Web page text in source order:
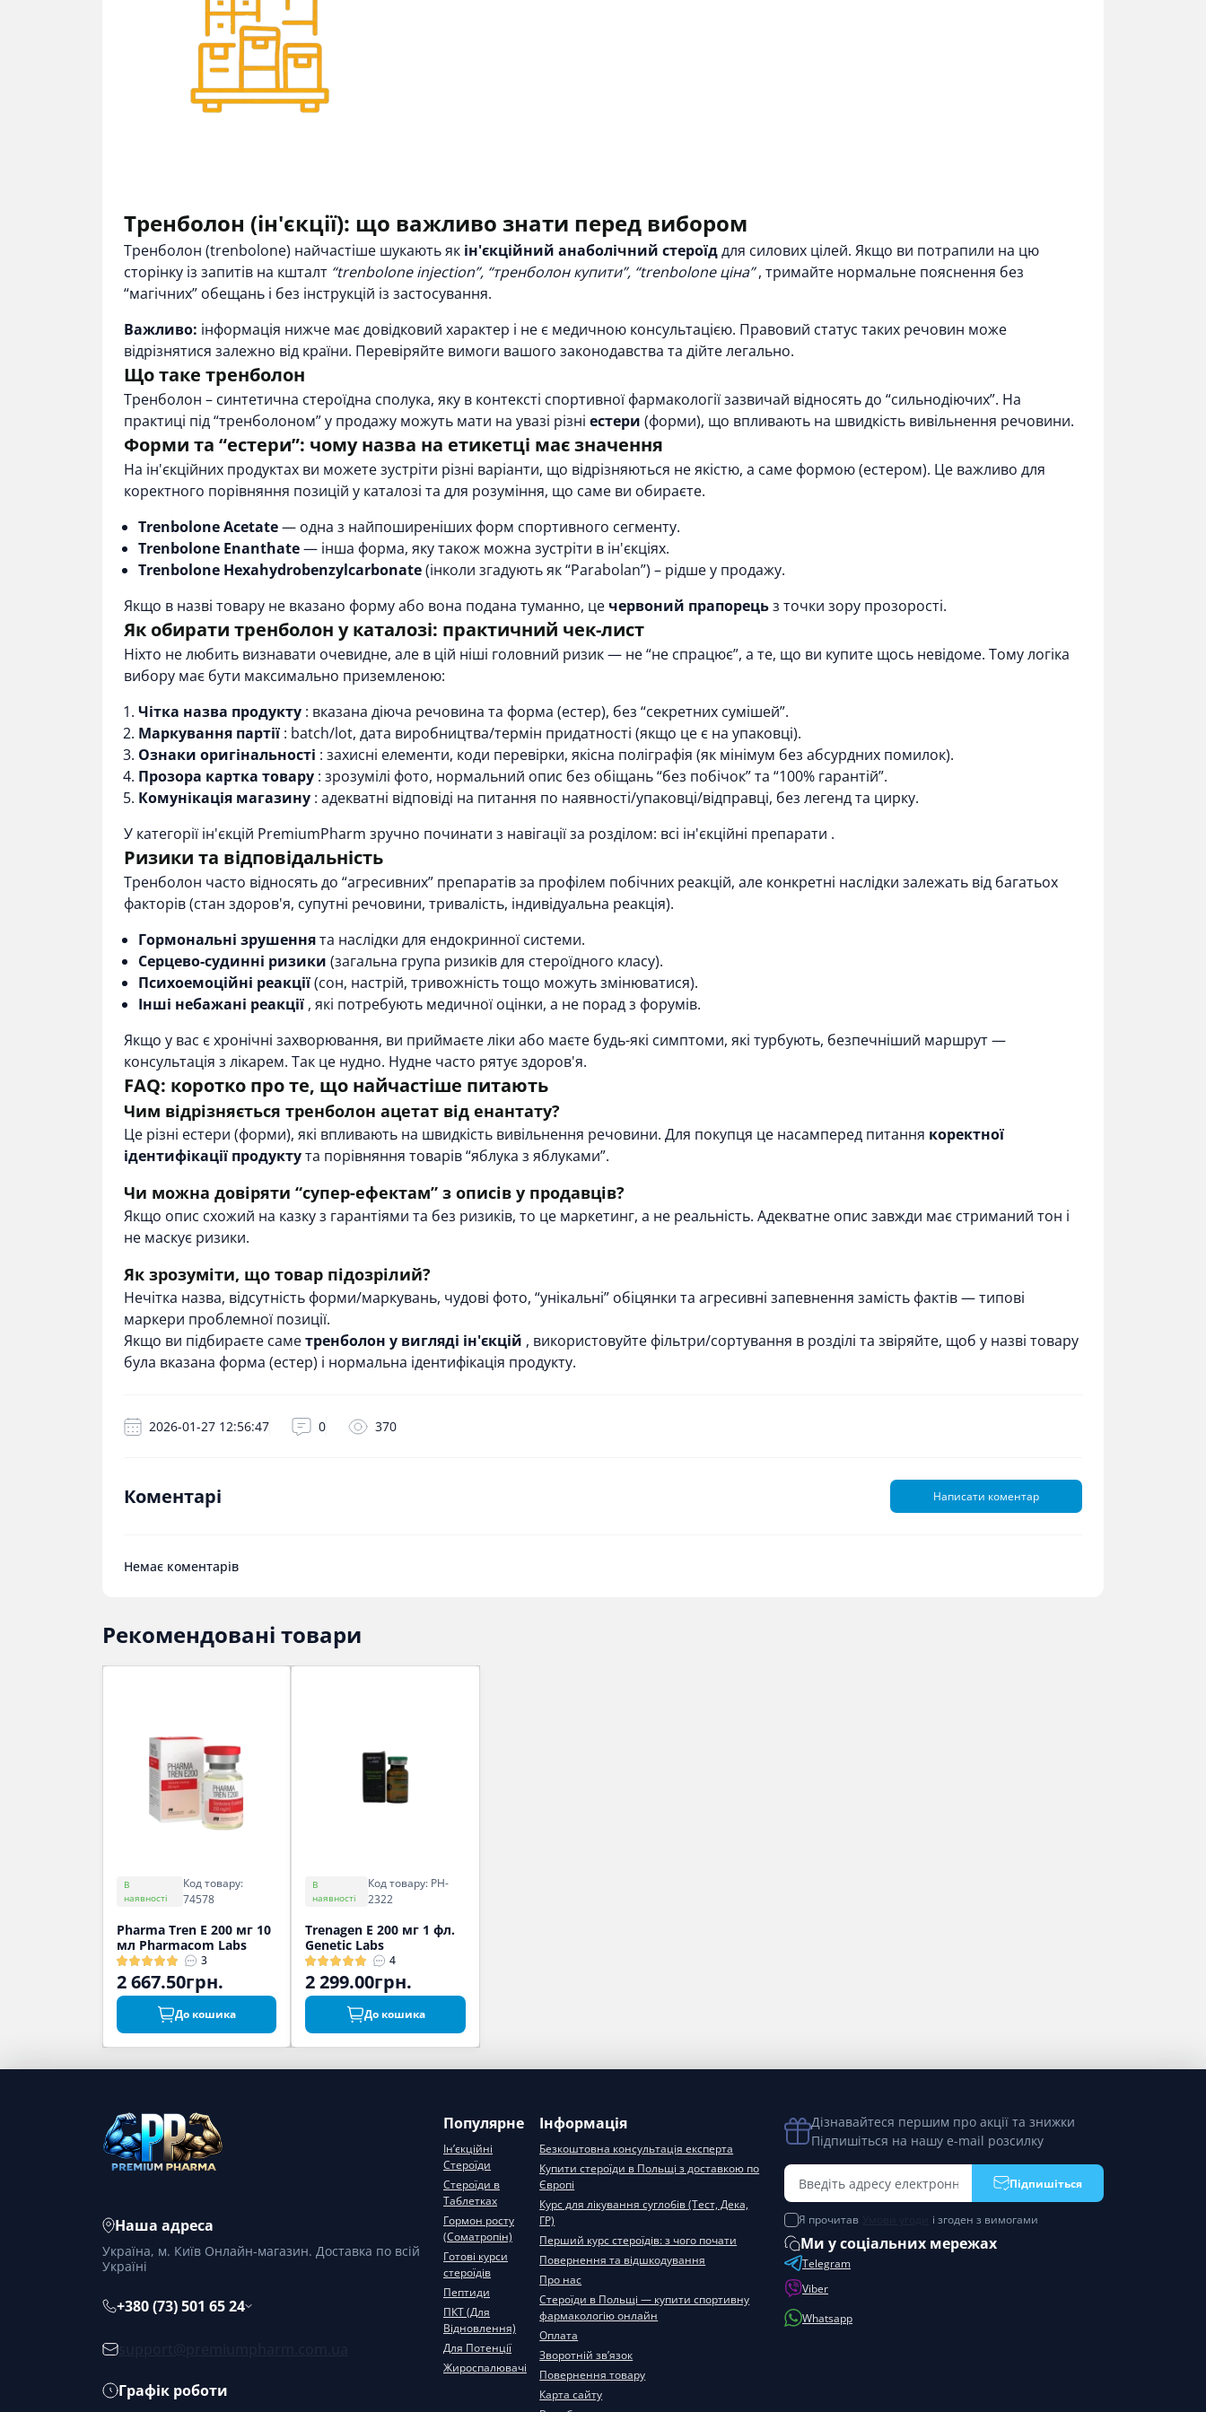
Тренболон (ін'єкції): що важливо знати перед вибором
Тренболон (trenbolone) найчастіше шукають як ін'єкційний анаболічний стероїддля силових цілей. Якщо ви потрапили на цю
сторінку із запитів на кшталт “trenbolone injection”, “тренболон купити”, “trenbolone ціна”, тримайте нормальне пояснення без
“магічних” обещань і без інструкцій із застосування.
Важливо: інформація нижче має довідковий характер і не є медичною консультацією. Правовий статус таких речовин може
відрізнятися залежно від країни. Перевіряйте вимоги вашого законодавства та дійте легально.
Що таке тренболон
Тренболон – синтетична стероїдна сполука, яку в контексті спортивної фармакології зазвичай відносять до “сильнодіючих”. На
практиці під “тренболоном” у продажу можуть мати на увазі різні естери (форми), що впливають на швидкість вивільнення речовини.
Форми та “естери”: чому назва на етикетці має значення
На ін'єкційних продуктах ви можете зустріти різні варіанти, що відрізняються не якістю, а саме формою (естером). Це важливо для
коректного порівняння позицій у каталозі та для розуміння, що саме ви обираєте.
Trenbolone Acetate— одна з найпоширеніших форм спортивного сегменту.
Trenbolone Enanthate— інша форма, яку також можна зустріти в ін'єкціях.
Trenbolone Hexahydrobenzylcarbonate(інколи згадують як “Parabolan”) – рідше у продажу.
Якщо в назві товару не вказано форму або вона подана туманно, це червоний прапорецьз точки зору прозорості.
Як обирати тренболон у каталозі: практичний чек-лист
Ніхто не любить визнавати очевидне, але в цій ніші головний ризик — не “не спрацює”, а те, що ви купите щось невідоме. Тому логіка
вибору має бути максимально приземленою:
Чітка назва продукту : вказана діюча речовина та форма (естер), без “секретних сумішей”.
Маркування партії : batch/lot, дата виробництва/термін придатності (якщо це є на упаковці).
Ознаки оригінальності : захисні елементи, коди перевірки, якісна поліграфія (як мінімум без абсурдних помилок).
Прозора картка товару : зрозумілі фото, нормальний опис без обіщань “без побічок” та “100% гарантій”.
Комунікація магазину : адекватні відповіді на питання по наявності/упаковці/відправці, без легенд та цирку.
У категорії ін'єкцій PremiumPharm зручно починати з навігації за розділом: всі ін'єкційні препарати .
Ризики та відповідальність
Тренболон часто відносять до “агресивних” препаратів за профілем побічних реакцій, але конкретні наслідки залежать від багатьох
факторів (стан здоров'я, супутні речовини, тривалість, індивідуальна реакція).
Гормональні зрушеннята наслідки для ендокринної системи.
Серцево-судинні ризики (загальна група ризиків для стероїдного класу).
Психоемоційні реакції(сон, настрій, тривожність тощо можуть змінюватися).
Інші небажані реакції , які потребують медичної оцінки, а не порад з форумів.
Якщо у вас є хронічні захворювання, ви приймаєте ліки або маєте будь-які симптоми, які турбують, безпечніший маршрут —
консультація з лікарем. Так це нудно. Нудне часто рятує здоров'я.
FAQ: коротко про те, що найчастіше питають
Чим відрізняється тренболон ацетат від енантату?
Це різні естери (форми), які впливають на швидкість вивільнення речовини. Для покупця це насамперед питання коректної
ідентифікації продуктута порівняння товарів “яблука з яблуками”.
Чи можна довіряти “супер-ефектам” з описів у продавців?
Якщо опис схожий на казку з гарантіями та без ризиків, то це маркетинг, а не реальність. Адекватне опис завжди має стриманий тон і
не маскує ризики.
Як зрозуміти, що товар підозрілий?
Нечітка назва, відсутність форми/маркувань, чудові фото, “унікальні” обіцянки та агресивні запевнення замість фактів — типові
маркери проблемної позиції.
Якщо ви підбираєте саметренболон у вигляді ін'єкцій , використовуйте фільтри/сортування в розділі та звіряйте, щоб у назві товару
була вказана форма (естер) і нормальна ідентифікація продукту.
2026-01-27 12:56:47 0 370
Коментарі Написати коментар
Немає коментарів
Рекомендовані товари
В
наявності
Код товару:
74578
Pharma Tren E 200 мг 10
мл Pharmacom Labs
3
2 667.50грн.
До кошика
В
наявності
Код товару: PH-
2322
Trenagen E 200 мг 1 фл.
Genetic Labs
4
2 299.00грн.
До кошика
Наша адреса
Україна, м. Київ Онлайн-магазин. Доставка по всій
Україні
+380 (73) 501 65 24
Графік роботи
Популярне
Ін’єкційні
Стероїди
Стероїди в
Таблетках
Гормон росту
(Соматропін)
Готові курси
стероїдів
Пептиди
ПКТ (Для
Відновлення)
Для Потенції
Жироспалювачі
Інформація
Безкоштовна консультація експерта
Купити стероїди в Польщі з доставкою по
Європі
Курс для лікування суглобів (Тест, Дека,
ГР)
Перший курс стероїдів: з чого почати
Повернення та відшкодування
Про нас
Стероїди в Польщі — купити спортивну
фармакологію онлайн
Оплата
Зворотній зв’язок
Повернення товару
Карта сайту
Ми у соціальних мережах
Telegram
Viber
Whatsapp
Дізнавайтеся першим про акції та знижки
Підпишіться на нашу e-mail розсилку
Підпишіться
Я прочитав і згоден з вимогами